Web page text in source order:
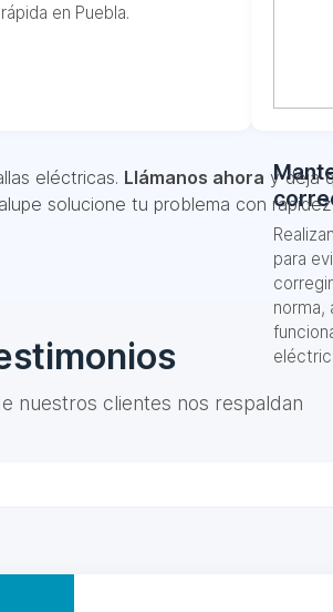
en Puebla.
para
norma,
eléctricas. Llámanos ahora y deja
solucione tu problema con
nuestros clientes nos respaldan